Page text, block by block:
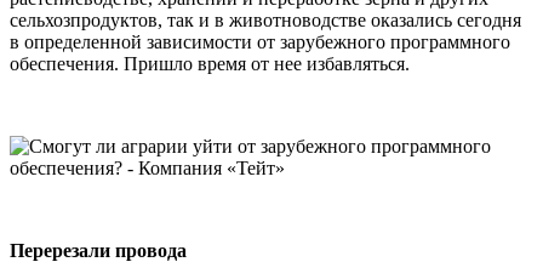
сельхозпродуктов, так и в животноводстве оказались сегодня
в определенной зависимости от зарубежного программного
обеспечения. Пришло время от нее избавляться.
Перерезали провода